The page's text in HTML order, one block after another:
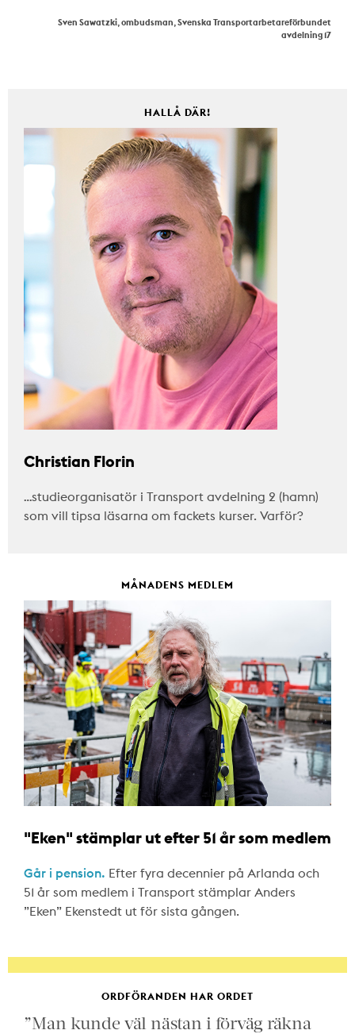
Sven Sawatzki, ombudsman, Svenska Transportarbetareförbundet
avdelning 17
HALLÅ DÄR!
Christian Florin
…studieorganisatör i Transport avdelning 2 (hamn)
som vill tipsa läsarna om fackets kurser. Varför?
MÅNADENS MEDLEM
"Eken" stämplar ut efter 51 år som medlem
Går i pension. Efter fyra decennier på Arlanda och
51 år som medlem i Transport stämplar Anders
”Eken” Ekenstedt ut för sista gången.
ORDFÖRANDEN HAR ORDET
”Man kunde väl nästan i förväg räkna